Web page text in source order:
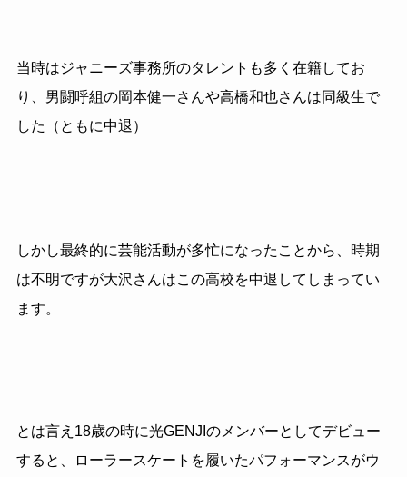
当時はジャニーズ事務所のタレントも多く在籍してお
り、男闘呼組の岡本健一さんや高橋和也さんは同級生で
した（ともに中退）
しかし最終的に芸能活動が多忙になったことから、時期
は不明ですが大沢さんはこの高校を中退してしまってい
ます。
とは言え 18歳の時に光GENJI のメンバーとしてデビュー
すると、ローラースケートを履いたパフォーマンスがウ